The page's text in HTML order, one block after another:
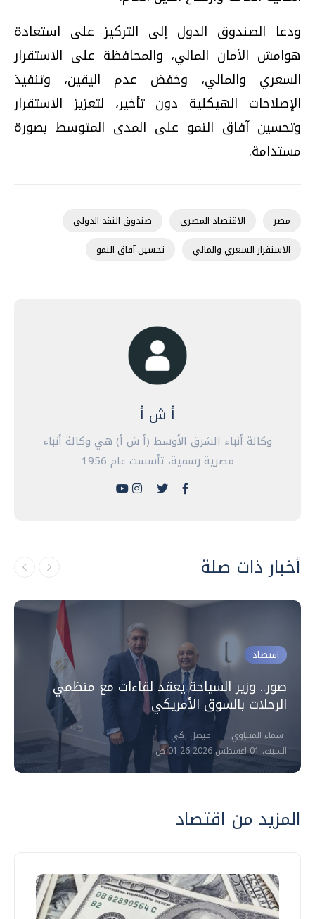
ودعا الصندوق الدول إلى التركيز على استعادة
هوامش الأمان المالي، والمحافظة على الاستقرار
السعري والمالي، وخفض عدم اليقين، وتنفيذ
الإصلاحات الهيكلية دون تأخير، لتعزيز الاستقرار
وتحسين آفاق النمو على المدى المتوسط بصورة
مستدامة.
مصر الاقتصاد المصري
صندوق النقد الدولي
الاستقرار السعري والمالي
تحسين آفاق النمو
أ ش أ
وكالة أنباء الشرق الأوسط (أ ش أ) هي وكالة أنباء
مصرية رسمية، تأسست عام 1956
أخبار ذات صلة
اقتصاد
صور.. وزير السياحة يعقد لقاءات مع منظمي
الرحلات بالسوق الأمريكي
سماء المنياوي
فيصل زكي
السبت، 01 اغسطس 2026 01:26 ص
المزيد من اقتصاد